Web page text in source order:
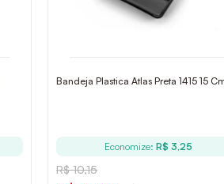
Bandeja Plastica Atlas Preta 1415 15
Economize: R$ 3,25
R$ 10,15